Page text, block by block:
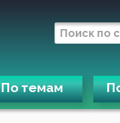
По темам